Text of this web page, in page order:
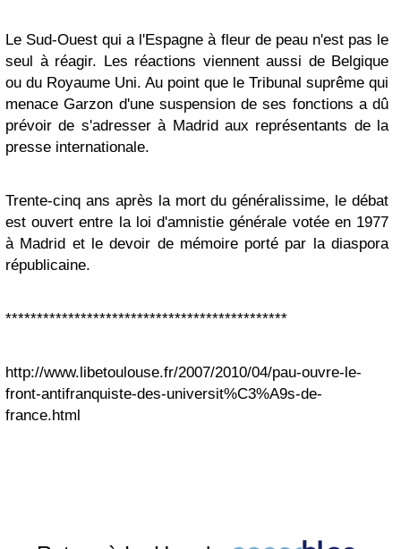
Le Sud-Ouest qui a l'Espagne à fleur de peau n'est pas le
seul à réagir. Les réactions viennent aussi de Belgique
ou du Royaume Uni. Au point que le Tribunal suprême qui
menace Garzon d'une suspension de ses fonctions a dû
prévoir de s'adresser à Madrid aux représentants de la
presse internationale.
Trente-cinq ans après la mort du généralissime, le débat
est ouvert entre la loi d'amnistie générale votée en 1977
à Madrid et le devoir de mémoire porté par la diaspora
républicaine.
*********************************************
http://www.libetoulouse.fr/2007/2010/04/pau-ouvre-le-
front-antifranquiste-des-universit%C3%A9s-de-
france.html